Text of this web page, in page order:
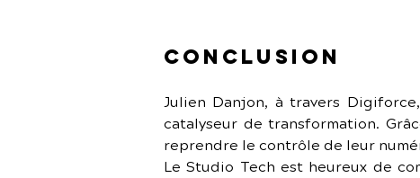
Conclusion
Julien Danjon, à travers
catalyseur de transformation.
reprendre le contrôle de leur
Le Studio Tech est heureux de